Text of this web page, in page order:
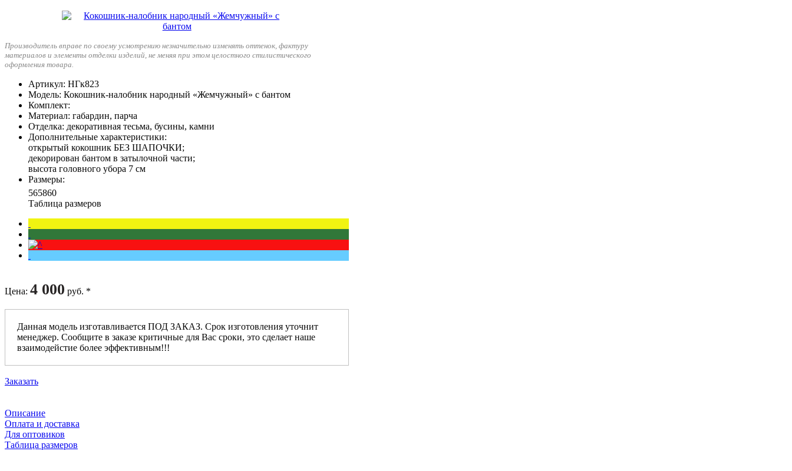
Производитель вправе по своему усмотрению незначительно изменять оттенок, фактуру
материалов и элементы отделки изделий, не меняя при этом целостного стилистического
оформления товара.
Артикул: НГк823
Модель: Кокошник-налобник народный «Жемчужный» с бантом
Комплект:
Материал: габардин, парча
Отделка: декоративная тесьма, бусины, камни
Дополнительные характеристики:
открытый кокошник БЕЗ ШАПОЧКИ;
декорирован бантом в затылочной части;
высота головного убора 7 см
Размеры:
565860
Таблица размеров
Цена: 4 000 руб. *
Данная модель изготавливается ПОД ЗАКАЗ. Срок изготовления уточнит
менеджер. Сообщите в заказе критичные для Вас сроки, это сделает наше
взаимодейстие более эффективным!!!
Заказать
Описание
Оплата и доставка
Для оптовиков
Таблица размеров